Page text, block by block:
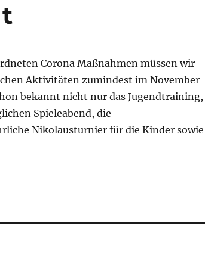
Corona Maßnahmen müssen wir
Aktivitäten zumindest im November
bekannt nicht nur das Jugendtraining,
Spieleabend, die
Nikolausturnier für die Kinder sowie